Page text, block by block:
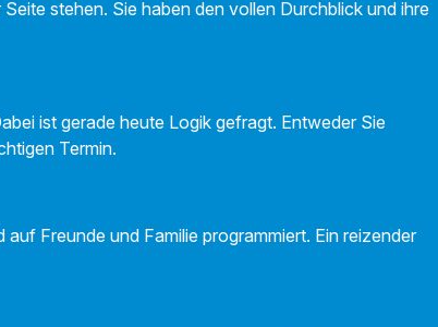
stehen. Sie haben den vollen Durchblick und ihre
ist gerade heute Logik gefragt. Entweder Sie
Termin.
Freunde und Familie programmiert. Ein reizender